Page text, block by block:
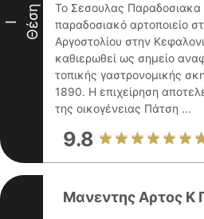
I Θέση
Το Σεσουλας Παραδοσιακα
παραδοσιακό αρτοποιείο
Αργοστολίου στην
καθιερωθεί ως σημείο
τοπικής γαστρονομικής
1890. Η επιχείρηση
της οικογένειας Πάτση ...
9.8
Μανεντης Αρτος Κ